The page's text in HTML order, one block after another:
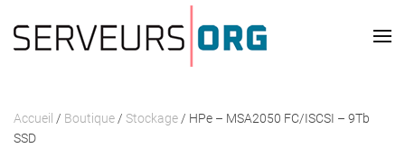
Passer au contenu principal
Accueil / Boutique / Stockage / HPe – MSA2050 FC/ISCSI – 9Tb
SSD